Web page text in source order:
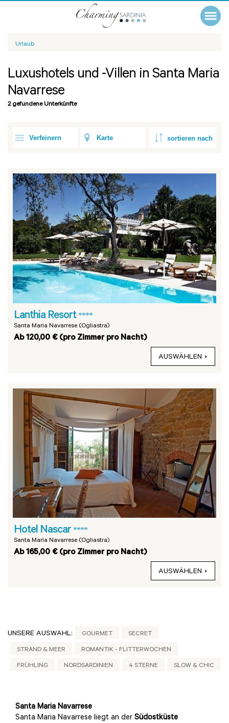
Urlaub
Luxushotels und -Villen in Santa Maria
Navarrese
2 gefundene Unterkünfte
Verfeinern Karte
Lanthia Resort ****
Santa Maria Navarrese (Ogliastra)
Ab 120,00 € (pro Zimmer pro Nacht)
AUSWÄHLEN
Hotel Nascar ****
Santa Maria Navarrese (Ogliastra)
Ab 165,00 € (pro Zimmer pro Nacht)
AUSWÄHLEN
UNSERE AUSWAHL: GOURMET SECRET
STRAND & MEER ROMANTIK - FLITTERWOCHEN
FRÜHLING NORDSARDINIEN 4 STERNE SLOW & CHIC
Santa Maria Navarrese
Santa Maria Navarrese liegt an der Südostküste